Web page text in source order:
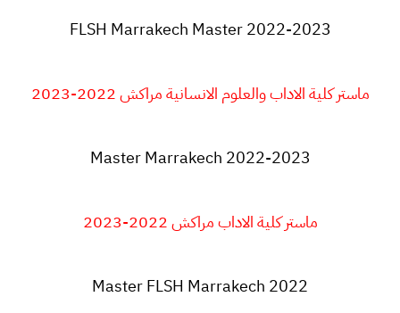
FLSH Marrakech Master 2022-2023
ماستر كلية الاداب والعلوم الانسانية مراكش 2022-2023
Master Marrakech 2022-2023
ماستر كلية الاداب مراكش 2022-2023
Master FLSH Marrakech 2022